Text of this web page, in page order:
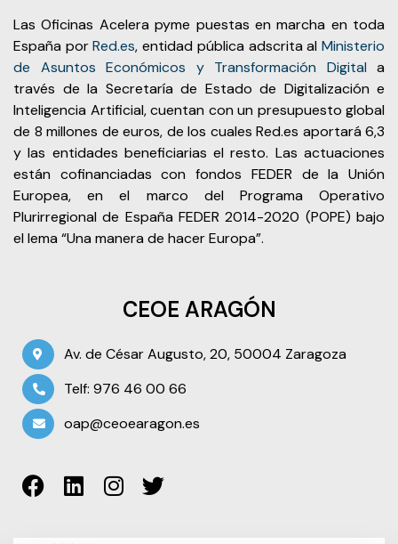
Las Oficinas Acelera pyme puestas en marcha en toda
España porRed.es, entidad pública adscrita alMinisterio
de Asuntos Económicos y Transformación Digital a
través de la Secretaría de Estado de Digitalización e
Inteligencia Artificial, cuentan con un presupuesto global
de 8 millones de euros, de los cuales Red.es aportará 6,3
y las entidades beneficiarias el resto. Las actuaciones
están cofinanciadas con fondos FEDER de la Unión
Europea, en el marco del Programa Operativo
Plurirregional de España FEDER 2014-2020 (POPE) bajo
el lema “Una manera de hacer Europa”.
CEOE ARAGÓN
Av. de César Augusto, 20, 50004 Zaragoza
Telf: 976 46 00 66
oap@ceoearagon.es